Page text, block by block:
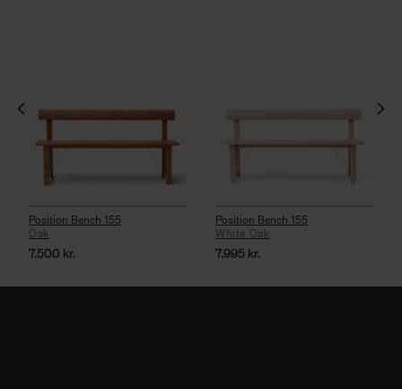
Position Bench 155
Oak
7.500 kr.
Position Bench 155
White Oak
7.995kr.